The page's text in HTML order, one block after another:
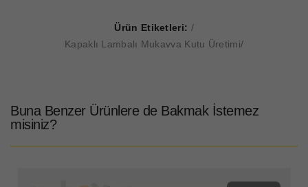
Ürün Etiketleri:
Kapaklı Lambalı Mukavva Kutu Üretimi
Buna Benzer Ürünlere de Bakmak İstemez
misiniz?